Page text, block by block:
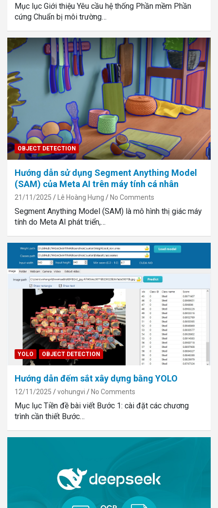
Mục lục Giới thiệu Yêu cầu hệ thống Phần mềm Phần
cứng Chuẩn bị môi trường…
OBJECT DETECTION
Hướng dẫn sử dụng Segment Anything Model
(SAM) của Meta AI trên máy tính cá nhân
21/11/2025 Lê Hoàng Hưng No Comments
Segment Anything Model (SAM) là mô hình thị giác máy
tính do Meta AI phát triển,…
YOLO OBJECT DETECTION
Hướng dẫn đếm sắt xây dựng bằng YOLO
12/11/2025 vohungvi No Comments
Mục lục Tiền đề bài viết Bước 1: cài đặt các chương
trình cần thiết Bước…